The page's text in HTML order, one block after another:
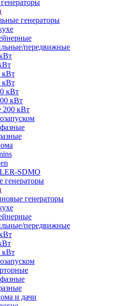
генераторы
передвижные
кВт
кВт
кВт
кВт
200 кВт
SDMO
генераторы
генераторы
передвижные
кВт
и дачи